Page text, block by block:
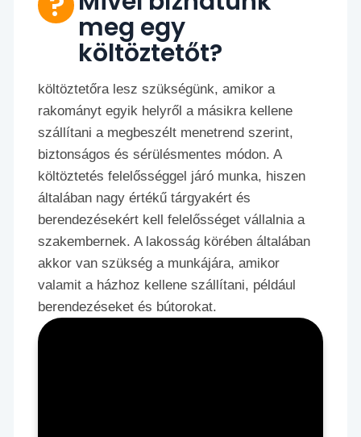
meg egy
költöztetőt?
költöztetőra lesz szükségünk, amikor a
rakományt egyik helyről a másikra kellene
szállítani a megbeszélt menetrend szerint,
biztonságos és sérülésmentes módon. A
költöztetés felelősséggel járó munka, hiszen
általában nagy értékű tárgyakért és
berendezésekért kell felelősséget vállalnia a
szakembernek. A lakosság körében általában
akkor van szükség a munkájára, amikor
valamit a házhoz kellene szállítani, például
berendezéseket és bútorokat.